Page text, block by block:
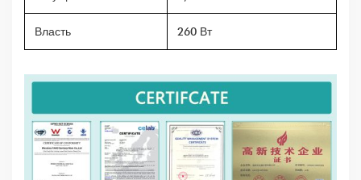
Власть 260 Вт